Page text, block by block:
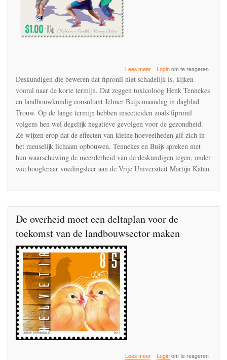
Lees meerover
Gevaren
fipronil
worden
onderschat,
experts
Loginom te reageren
Deskundigen die beweren dat fipronil niet schadelijk is, kijken
vooral naar de korte termijn. Dat zeggen toxicoloog Henk Tennekes
en landbouwkundig consultant Jelmer Buijs maandag in dagblad
Trouw. Op de lange termijn hebben insecticiden zoals fipronil
volgens hen wel degelijk negatieve gevolgen voor de gezondheid.
Ze wijzen erop dat de effecten van kleine hoeveelheden gif zich in
het menselijk lichaam opbouwen. Tennekes en Buijs spreken met
hun waarschuwing de meerderheid van de deskundigen tegen, onder
wie hoogleraar voedingsleer aan de Vrije Universiteit Martijn Katan.
De overheid moet een deltaplan voor de
toekomst van de landbouwsector maken
Lees meeroverLoginom te reageren